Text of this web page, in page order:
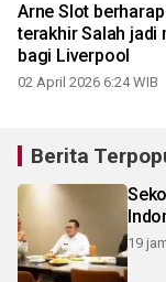
Arne Slot
terakhir Salah jadi
bagi Liverpool
02 April 2026 6:24 WIB
Berita
19